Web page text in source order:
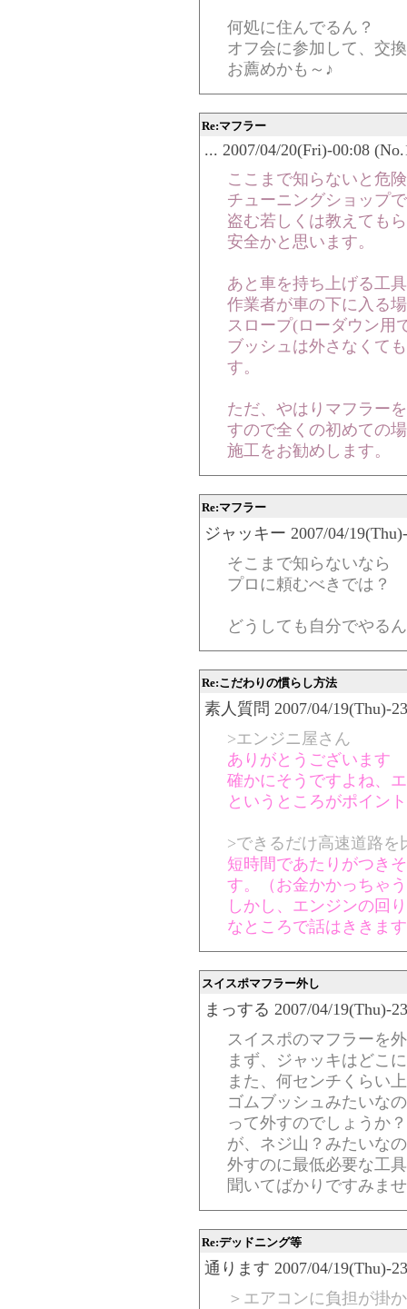
何処に住んでるん？
オフ会に参加して、交
お薦めかも～♪
Re:マフラー
... 2007/04/20(Fri)-00:08
ここまで知らないと危
チューニングショップ
盗む若しくは教えても
安全かと思います。
あと車を持ち上げる工
作業者が車の下に入る
スロープ(ローダウン用
ブッシュは外さなくて
す。
ただ、やはりマフラー
すので全くの初めての
施工をお勧めします。
Re:マフラー
ジャッキー 2007/04/
そこまで知らないなら
プロに頼むべきでは？
どうしても自分でやる
Re:こだわりの慣らし方法
素人質問 2007/04/19(Thu)-
>エンジニ屋さん
ありがとうございます
確かにそうですよね、
というところがポイン
>できるだけ高速道路を
短時間であたりがつき
す。（お金かかっちゃ
しかし、エンジンの回
なところで話はききま
スイスポマフラー外し
まっする 2007/04/19(Thu)-
スイスポのマフラーを
まず、ジャッキはどこ
また、何センチくらい
ゴムブッシュみたいな
って外すのでしょうか
が、ネジ山？みたいな
外すのに最低必要な工
聞いてばかりですみま
Re:デッドニング等
通ります 2007/04/19(Thu)-
＞エアコンに負担が掛